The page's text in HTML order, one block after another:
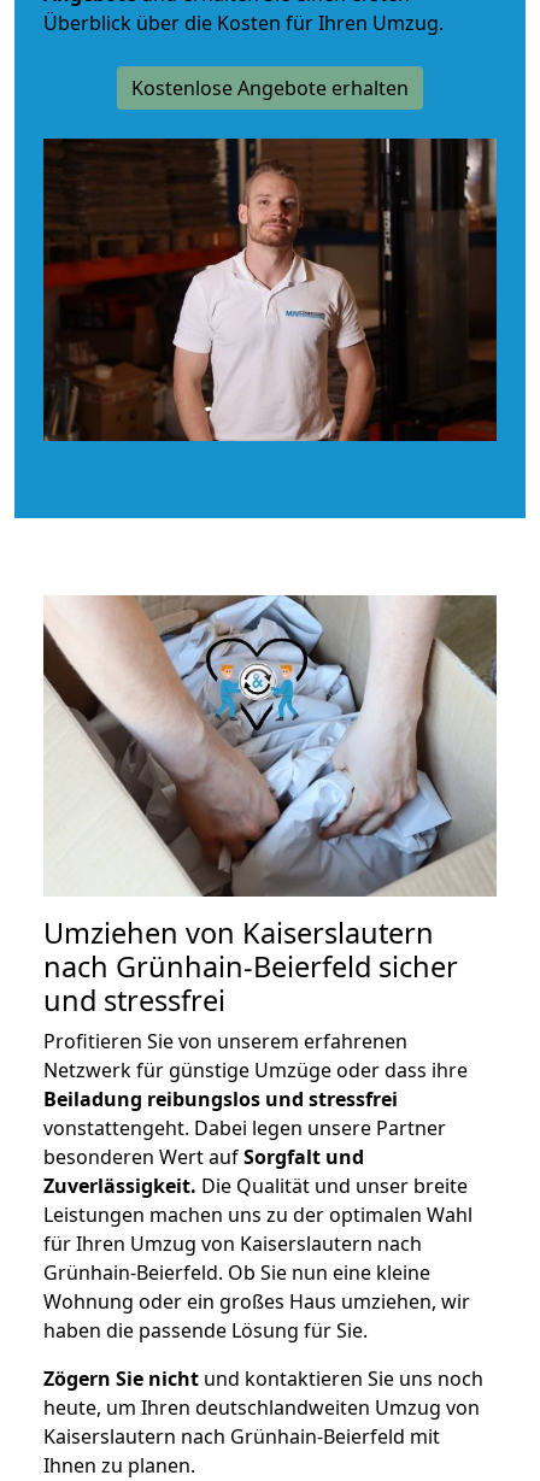
Überblick über die Kosten für Ihren Umzug.
Kostenlose Angebote erhalten
Umziehen von Kaiserslautern
nach Grünhain-Beierfeld sicher
und stressfrei
Profitieren Sie von unserem erfahrenen
Netzwerk für günstige Umzüge oder dass ihre
Beiladung reibungslos und stressfrei
vonstattengeht. Dabei legen unsere Partner
besonderen Wert aufSorgfalt und
Zuverlässigkeit. Die Qualität und unser breite
Leistungen machen uns zu der optimalen Wahl
für Ihren Umzug von Kaiserslautern nach
Grünhain-Beierfeld. Ob Sie nun eine kleine
Wohnung oder ein großes Haus umziehen, wir
haben die passende Lösung für Sie.
Zögern Sie nicht und kontaktieren Sie uns noch
heute, um Ihren deutschlandweiten Umzug von
Kaiserslautern nach Grünhain-Beierfeld mit
Ihnen zu planen.